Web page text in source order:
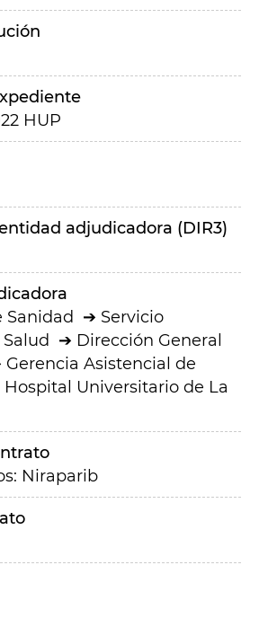
HUP
adjudicadora (DIR3)
Sanidad
Servicio
Dirección General
Gerencia Asistencial de
Hospital Universitario de La
Niraparib